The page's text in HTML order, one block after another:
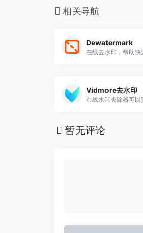
相关导航
Dewatermark
Vidmore去水印
暂无评论